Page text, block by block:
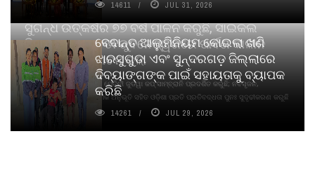
ସୁଗନ୍ଧ ଉତ୍କର୍ଷର ୭୭ ବର୍ଷ ପାଳନ କରୁଛି, ସାଇକଲ
ପିୟୋର୍‌ ଅଗରବତୀ ଭୁବନେଶ୍ୱରରେ ପାର୍ବଣ କାଳୀନ
ନବସୃଜନ ଉନ୍ମୋଚନ କଲା
ବାଉଁଶ ବିହୀନ କଠିନ ଧୂପ ଏବଂ ମେଦିନୀ ଜୁଡୱା କପ୍‌ ସାମ୍ବ୍ରାନି ପ୍ରଦର୍ଶିତ କରୁଛି; ନବସୃଜନ,
ଦୀର୍ଘସ୍ଥାୟିତା ଏବଂ ଆଧ୍ୟାତ୍ମିକ ଅନୁଭୂତି ସହିତ ଓଡ଼ିଶା ପ୍ରତି ପ୍ରତିବଦ୍ଧତା ପୁନଃ ସୁଦୃଢୀକରଣ କରୁଛି
14611 JUL 31, 2026
ବେଦାନ୍ତ ଆଲୁମିନିୟମ କୋଇଲା ଖଣି
ଝାରସୁଗୁଡା ଏବଂ ସୁନ୍ଦରଗଡ଼ ଜିଲ୍ଲାରେ
ଦିବ୍ୟାଙ୍ଗଙ୍କ ପାଇଁ ସହାୟତାକୁ ବ୍ୟାପକ
କରିଛି
14261 JUL 29, 2026